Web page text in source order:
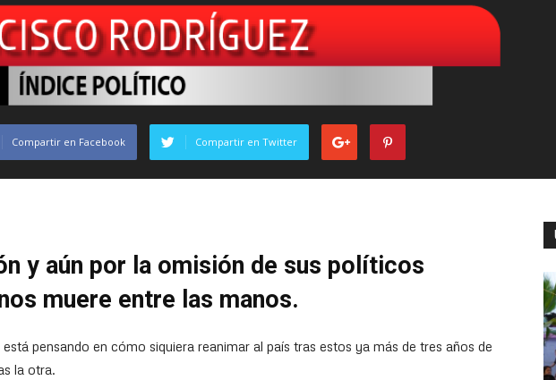
Compartir en Facebook Compartir en Twitter
y aún por la omisión de sus políticos
muere entre las manos.
pensando en cómo siquiera reanimar al país tras estos ya más de tres años de
la otra.